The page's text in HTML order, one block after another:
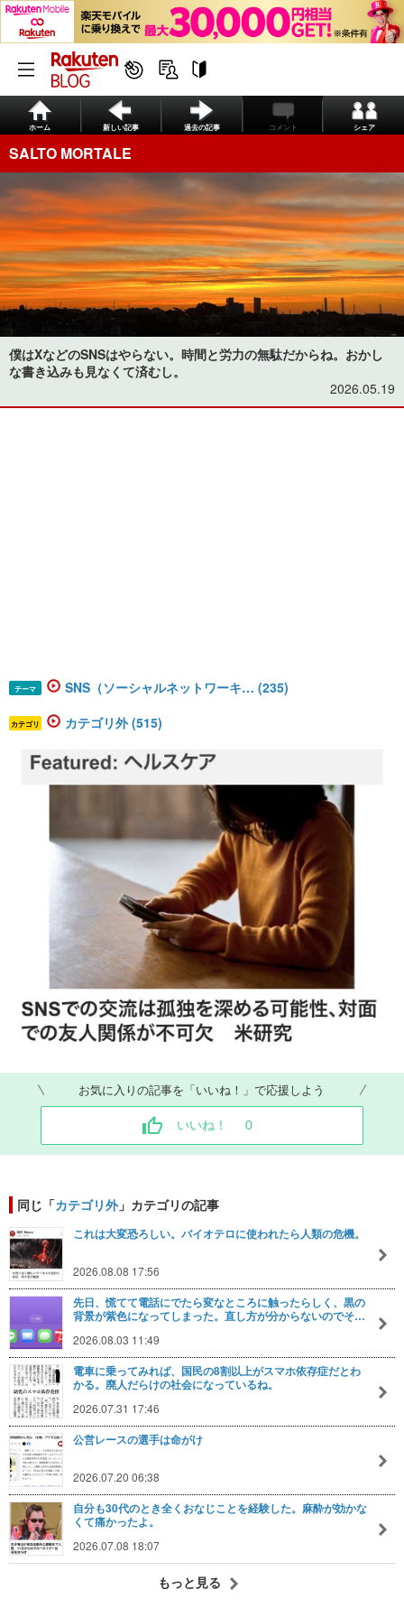
ホーム 新しい記事 過去の記事 コメント シェア
SALTO MORTALE
僕はXなどのSNSはやらない。時間と労力の無駄だからね。おかし
な書き込みも見なくて済むし。
2026.05.19
テーマ SNS（ソーシャルネットワーキ… (235)
カテゴリ カテゴリ外 (515)
お気に入りの記事を「いいね！」で応援しよう
いいね！ 0
同じ「カテゴリ外」カテゴリの記事
これは大変恐ろしい。バイオテロに使われたら人類の危機。
2026.08.08 17:56
先日、慌てて電話にでたら変なところに触ったらしく、黒の
背景が紫色になってしまった。直し方が分からないのでそ…
2026.08.03 11:49
電車に乗ってみれば、国民の8割以上がスマホ依存症だとわ
かる。廃人だらけの社会になっているね。
2026.07.31 17:46
公営レースの選手は命がけ
2026.07.20 06:38
自分も30代のとき全くおなじことを経験した。麻酔が効かな
くて痛かったよ。
2026.07.08 18:07
もっと見る